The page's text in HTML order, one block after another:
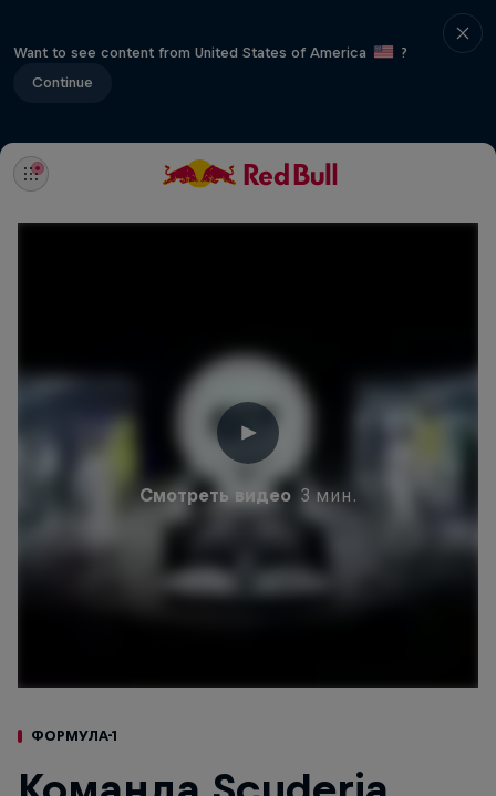
Want to see content from United States of America
?
Continue
Смотреть видео 3 мин.
ФОРМУЛА-1